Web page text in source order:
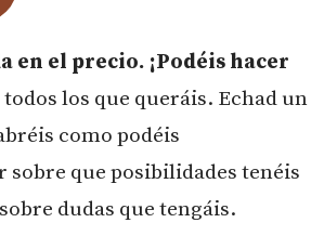
en el precio. ¡Podéis hacer
los que queráis. Echad un
como podéis
que posibilidades tenéis
dudas que tengáis.